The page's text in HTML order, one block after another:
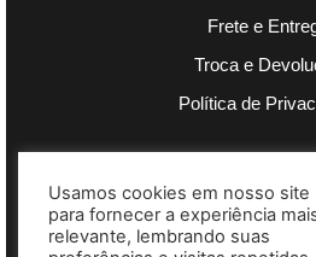
Frete e
Troca e
Política de
Segurança
Usamos cookies em nosso site
para fornecer a experiência
relevante, lembrando suas